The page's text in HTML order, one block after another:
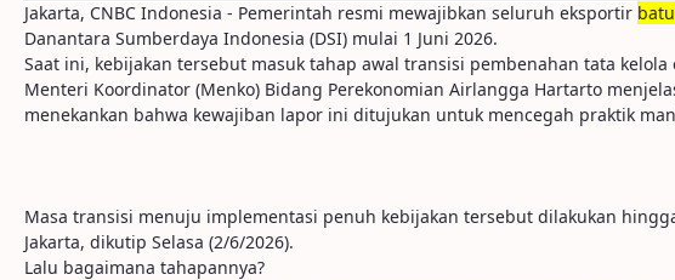
Jakarta, CNBC Indonesia - Pemerintah resmi mewajibkan seluruh eksportir
Danantara Sumberdaya Indonesia (DSI) mulai 1 Juni 2026.
Saat ini, kebijakan tersebut masuk tahap awal transisi pembenahan tata
Menteri Koordinator (Menko) Bidang Perekonomian Airlangga Hartarto
menekankan bahwa kewajiban lapor ini ditujukan untuk mencegah praktik
Masa transisi menuju implementasi penuh kebijakan tersebut dilakukan
Jakarta, dikutip Selasa (2/6/2026).
Lalu bagaimana tahapannya?